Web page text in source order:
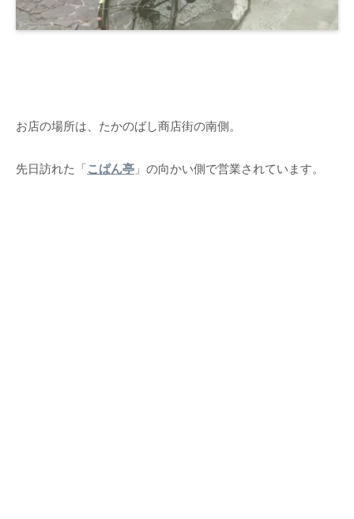
お店の場所は、たかのばし商店街の南側。
先日訪れた「こぱん亭 」の向かい側で営業されています。